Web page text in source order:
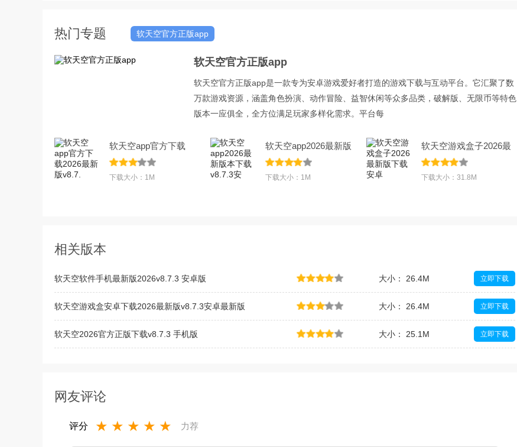
热门专题 软天空官方正版app
软天空官方正版app
软天空官方正版app是一款专为安卓游戏爱好者打造的游戏下载与互动平台。它汇聚了数
万款游戏资源，涵盖角色扮演、动作冒险、益智休闲等众多品类，破解版、无限币等特色
版本一应俱全，全方位满足玩家多样化需求。平台每
软天空app官方下载
2026最新版v8.7.
下载大小：1M
软天空app2026最新版
本下载v8.7.3安
下载大小：1M
软天空游戏盒子2026最
新版下载安卓
下载大小：31.8M
相关版本
软天空软件手机最新版2026v8.7.3 安卓版 大小： 26.4M 立即下载
软天空游戏盒安卓下载2026最新版v8.7.3安卓最新版 大小： 26.4M 立即下载
软天空2026官方正版下载v8.7.3 手机版 大小： 25.1M 立即下载
网友评论
评分 ★ ★ ★ ★ ★ 力荐